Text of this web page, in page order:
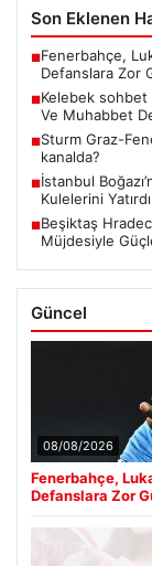
Son Eklenen
■Fenerbahçe,
Defanslara Zor
■Kelebek sohbet
Ve Muhabbet
■Sturm Graz-
kanalda?
■İstanbul
Kulelerini Yatırdı
■Beşiktaş
Müjdesiyle
Güncel
08/08/2026
Fenerbahçe,
Defanslara Zor